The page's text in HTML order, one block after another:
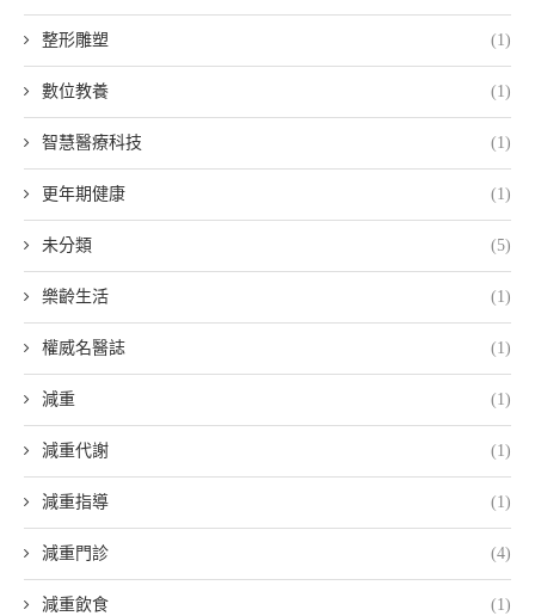
整形雕塑 (1)
數位教養 (1)
智慧醫療科技 (1)
更年期健康 (1)
未分類 (5)
樂齡生活 (1)
權威名醫誌 (1)
減重 (1)
減重代謝 (1)
減重指導 (1)
減重門診 (4)
減重飲食 (1)